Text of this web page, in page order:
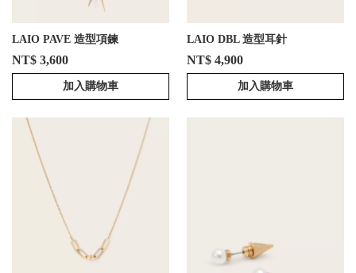
LAIO PAVE 造型項鍊
NT$ 3,600
加入購物車
LAIO DBL 造型耳針
NT$ 4,900
加入購物車